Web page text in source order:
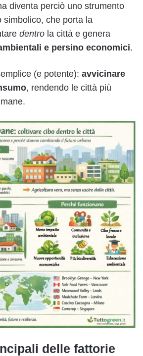
diventa perciò uno strumento
simbolico, che porta la
dentro la città e genera
e persino economici.
(e potente): avvicinare
, rendendo le città più
delle fattorie